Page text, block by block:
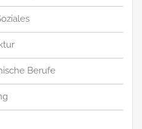
Berufe